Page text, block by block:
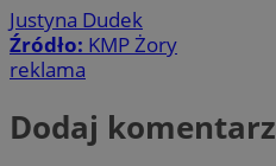
Justyna Dudek
Źródło: KMP Żory
reklama
Dodaj komentarz